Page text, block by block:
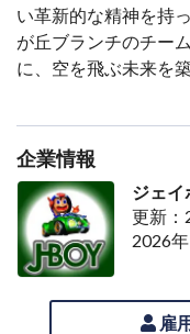
い革新的な精神を持
が丘ブランチのチー
に、空を飛ぶ未来を
企業情報
ジェイ
更新：
2026
雇